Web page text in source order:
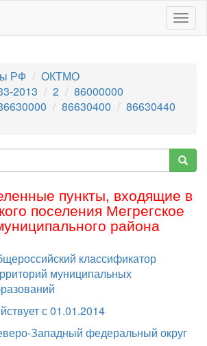
РФ
ОКТМО
2013
2
86000000
86630400
86630440
пункты, входящие в
поселения Мегрегское
района
классификатор
муниципальных
с 01.01.2014
Западный федеральный округ